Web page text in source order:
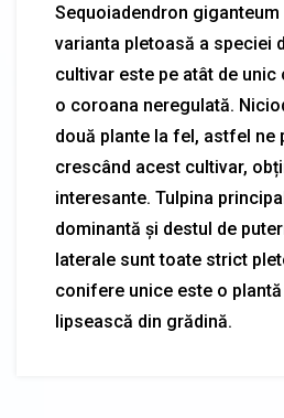
Sequoiadendron
varianta pletoasă a speciei
cultivar este pe atât de
o coroana neregulată.
două plante la fel, astfel ne
crescând acest cultivar,
interesante. Tulpina
dominantă și destul de
laterale sunt toate strict
conifere unice este o
lipsească din grădină.